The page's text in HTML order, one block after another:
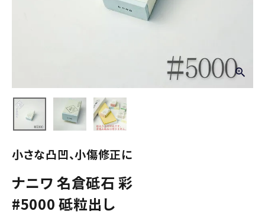
小さな凸凹、小傷修正に
ナニワ 名倉砥石 彩
#5000 砥粒出し